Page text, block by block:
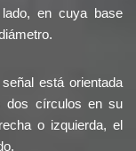
en cuya base
está orientada
dos círculos en su
o izquierda, el